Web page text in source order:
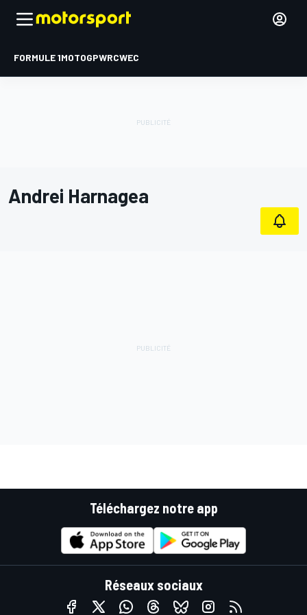
FORMULE 1MOTOGPWRCWEC
Andrei Harnagea
Téléchargez notre app
Réseaux sociaux